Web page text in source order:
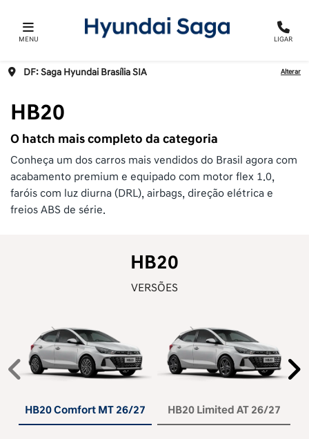
MENU LIGAR
DF: Saga Hyundai Brasília SIA Alterar
HB20
O hatch mais completo da categoria
Conheça um dos carros mais vendidos do Brasil agora com
acabamento premium e equipado com motor flex 1.0,
faróis com luz diurna (DRL), airbags, direção elétrica e
freios ABS de série.
HB20
VERSÕES
HB20 Comfort MT 26/27 HB20 Limited AT 26/27
Anterior